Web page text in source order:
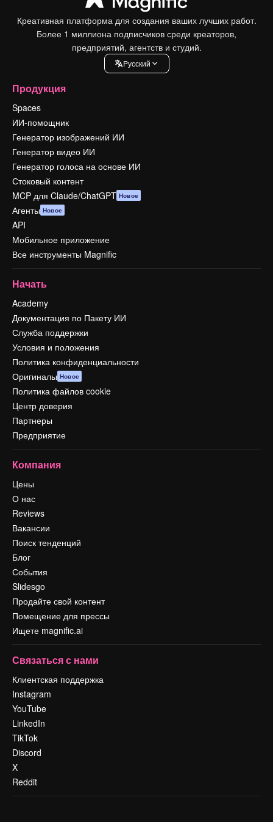
Креативная платформа для создания ваших лучших работ.
Более 1 миллиона подписчиков среди креаторов,
предприятий, агентств и студий.
Pусский
Продукция
Spaces
ИИ-помощник
Генератор изображений ИИ
Генератор видео ИИ
Генератор голоса на основе ИИ
Стоковый контент
MCP для Claude/ChatGPT Новое
Агенты Новое
API
Мобильное приложение
Все инструменты Magnific
Начать
Academy
Документация по Пакету ИИ
Служба поддержки
Условия и положения
Политика конфиденциальности
Оригиналы Новое
Политика файлов cookie
Центр доверия
Партнеры
Предприятие
Компания
Цены
О нас
Reviews
Вакансии
Поиск тенденций
Блог
События
Slidesgo
Продайте свой контент
Помещение для прессы
Ищете magnific.ai
Связаться с нами
Клиентская поддержка
Instagram
YouTube
LinkedIn
TikTok
Discord
X
Reddit